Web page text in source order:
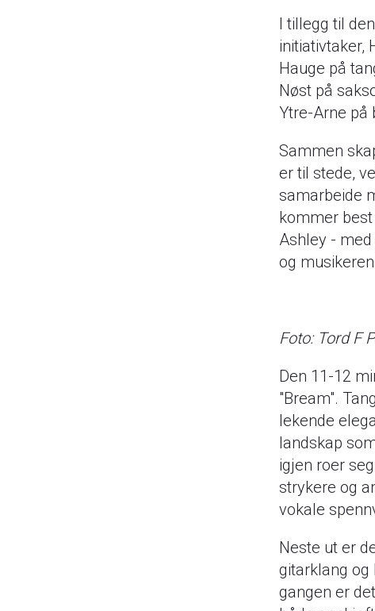
I tillegg til
initiativtaker,
Hauge på
Nøst på
Ytre-Arne på
Sammen
er til stede,
samarbeide
kommer
Ashley -
og
Foto: Tord F
Den 11-12
"Bream".
lekende
landskap
igjen roer
strykere og
vokale
Neste ut er
gitarklang og
gangen er